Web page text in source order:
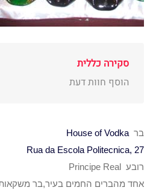
סקירה כללית
הוסף חוות דעת
בר House of Vodka
Rua da Escola Politecnica, 27
רובע Principe Real